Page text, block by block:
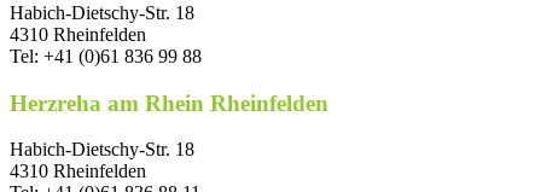
Habich-Dietschy-Str. 18
4310 Rheinfelden
Tel: +41 (0)61 836 99 88
Herzreha am Rhein Rheinfelden
Habich-Dietschy-Str. 18
4310 Rheinfelden